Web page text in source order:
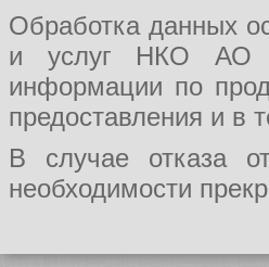
Обработка данных
и услуг НКО АО
информации по
предоставления и в
В случае отказа
необходимости